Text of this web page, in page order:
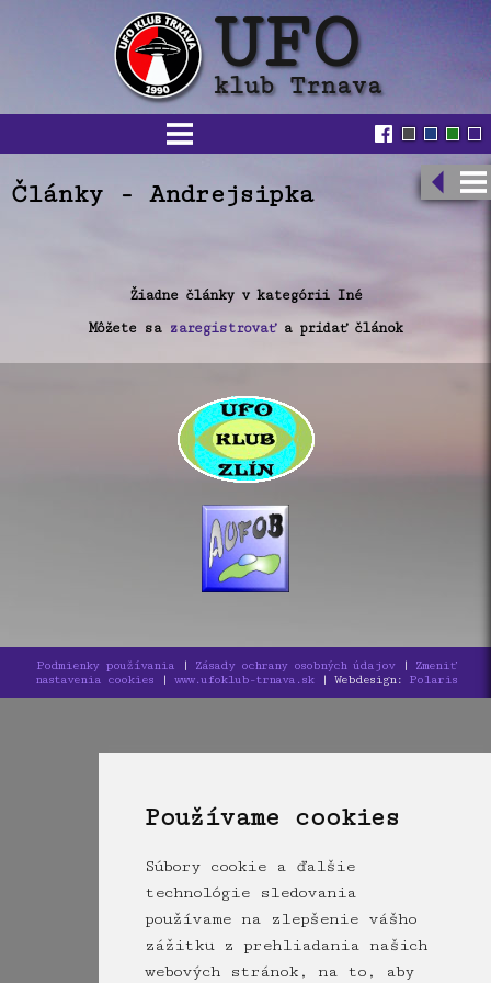
Používame cookies
Súbory cookie a ďalšie
technológie sledovania
používame na zlepšenie vášho
zážitku z prehliadania našich
webových stránok, na to, aby
Články - Andrejsipka
Žiadne články v kategórii Iné
Môžete sa zaregistrovaťa pridať článok
Podmienky používania| Zásady ochrany osobných údajov|
Zmeniť
nastavenia cookies| www.ufoklub-trnava.sk| Webdesign: Polaris